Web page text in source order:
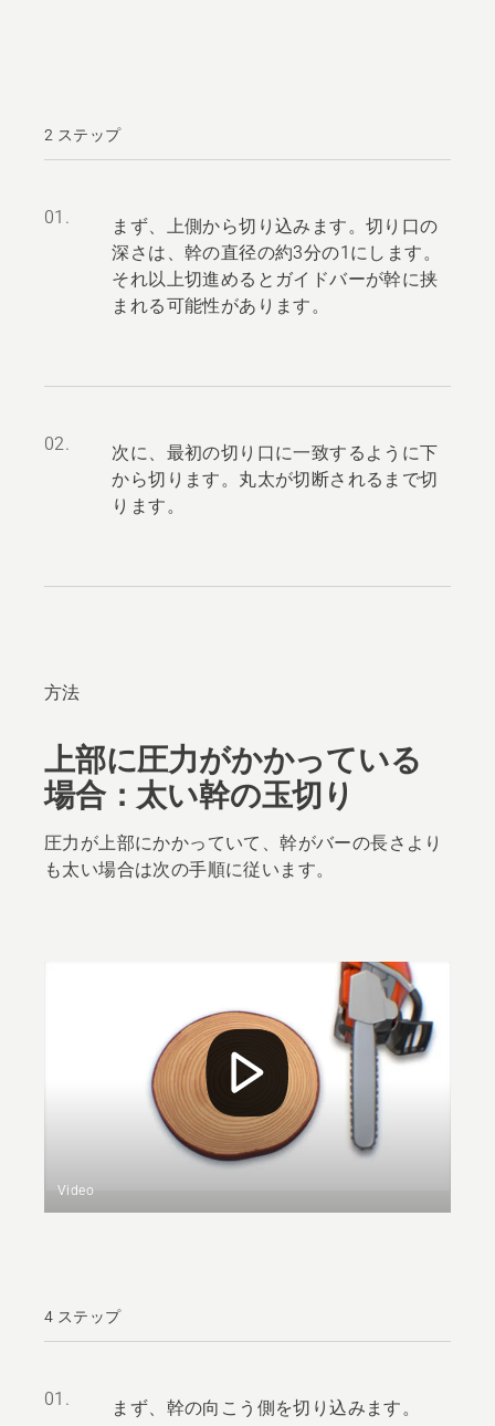
2 ステップ
01.
まず、上側から切り込みます。切り口の
深さは、幹の直径の約3分の1にします。
それ以上切進めるとガイドバーが幹に挟
まれる可能性があります。
02.
次に、最初の切り口に一致するように下
から切ります。丸太が切断されるまで切
ります。
方法
上部に圧力がかかっている
場合：太い幹の玉切り
圧力が上部にかかっていて、幹がバーの長さより
も太い場合は次の手順に従います。
Video
4 ステップ
01. まず、幹の向こう側を切り込みます。